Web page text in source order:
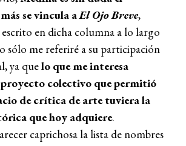
se vincula aEl Ojo Breve,
en dicha columna a lo largo
sólo me referiré a su participación
ya quelo que me interesa
proyecto colectivo que permitió
de crítica de arte tuviera la
que hoy adquiere.
caprichosa la lista de nombres